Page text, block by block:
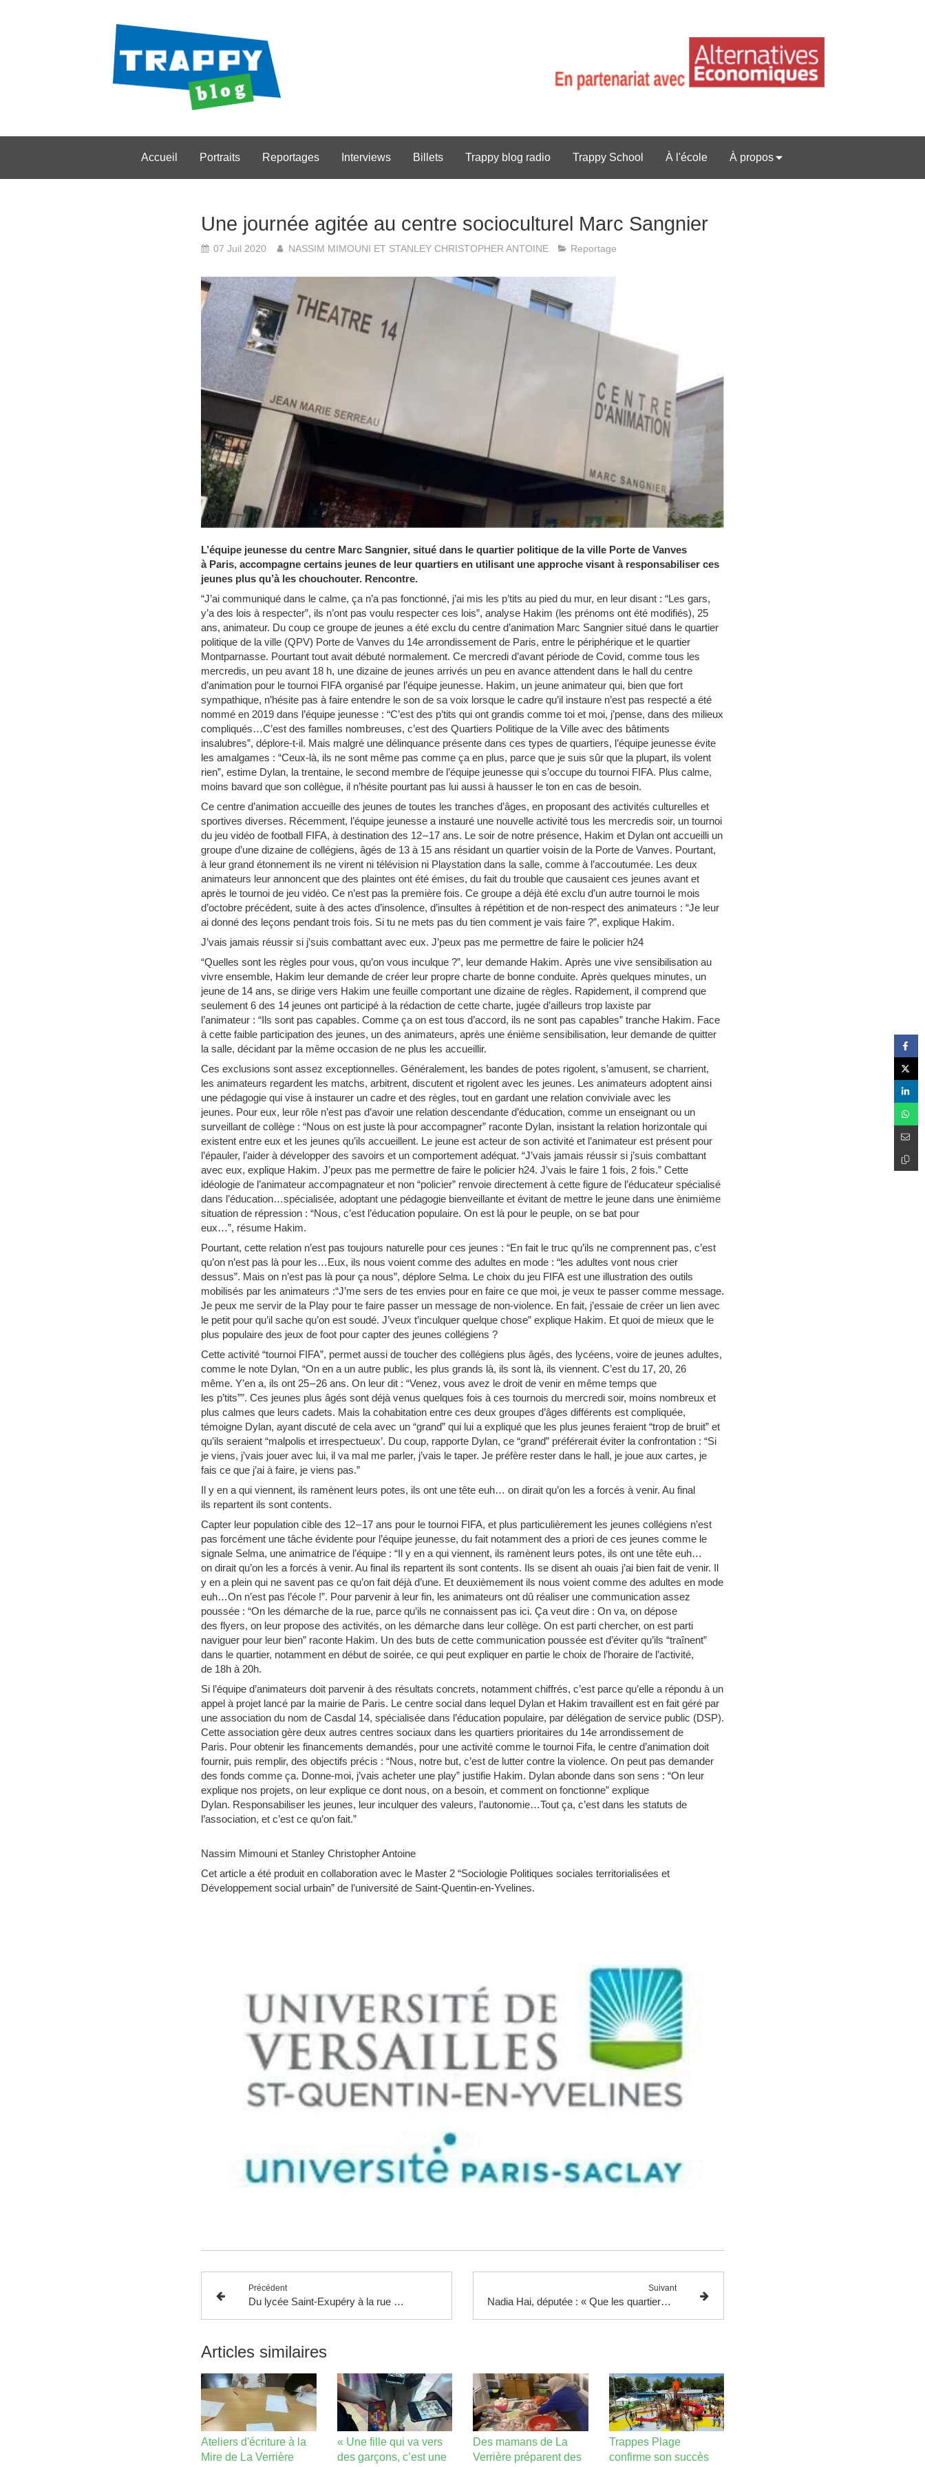
Accueil Portraits Reportages Interviews Billets Trappy blog radio Trappy School À l'école À propos
Une journée agitée au centre socioculturel Marc Sangnier
07 Juil 2020 NASSIM MIMOUNI ET STANLEY CHRISTOPHER ANTOINE Reportage
L’équipe jeunesse du centre Marc Sangnier, situé dans le quartier politique de la ville Porte de Vanves
à Paris, accompagne certains jeunes de leur quartiers en utilisant une approche visant à responsabiliser ces
jeunes plus qu’à les chouchouter. Rencontre.
“J’ai communiqué dans le calme, ça n’a pas fonctionné, j’ai mis les p’tits au pied du mur, en leur disant : “Les gars,
y’a des lois à respecter”, ils n’ont pas voulu respecter ces lois”, analyse Hakim (les prénoms ont été modifiés), 25
ans, animateur. Du coup ce groupe de jeunes a été exclu du centre d’animation Marc Sangnier situé dans le quartier
politique de la ville (QPV) Porte de Vanves du 14e arrondissement de Paris, entre le périphérique et le quartier
Montparnasse. Pourtant tout avait débuté normalement. Ce mercredi d’avant période de Covid, comme tous les
mercredis, un peu avant 18 h, une dizaine de jeunes arrivés un peu en avance attendent dans le hall du centre
d’animation pour le tournoi FIFA organisé par l’équipe jeunesse. Hakim, un jeune animateur qui, bien que fort
sympathique, n’hésite pas à faire entendre le son de sa voix lorsque le cadre qu’il instaure n’est pas respecté a été
nommé en 2019 dans l’équipe jeunesse : “C’est des p’tits qui ont grandis comme toi et moi, j’pense, dans des milieux
compliqués…C’est des familles nombreuses, c’est des Quartiers Politique de la Ville avec des bâtiments
insalubres”, déplore-t-il. Mais malgré une délinquance présente dans ces types de quartiers, l’équipe jeunesse évite
les amalgames : “Ceux-là, ils ne sont même pas comme ça en plus, parce que je suis sûr que la plupart, ils volent
rien”, estime Dylan, la trentaine, le second membre de l’équipe jeunesse qui s’occupe du tournoi FIFA. Plus calme,
moins bavard que son collègue, il n’hésite pourtant pas lui aussi à hausser le ton en cas de besoin.
Ce centre d’animation accueille des jeunes de toutes les tranches d’âges, en proposant des activités culturelles et
sportives diverses. Récemment, l’équipe jeunesse a instauré une nouvelle activité tous les mercredis soir, un tournoi
du jeu vidéo de football FIFA, à destination des 12 – 17 ans. Le soir de notre présence, Hakim et Dylan ont accueilli un
groupe d’une dizaine de collégiens, âgés de 13 à 15 ans résidant un quartier voisin de la Porte de Vanves. Pourtant,
à leur grand étonnement ils ne virent ni télévision ni Playstation dans la salle, comme à l’accoutumée. Les deux
animateurs leur annoncent que des plaintes ont été émises, du fait du trouble que causaient ces jeunes avant et
après le tournoi de jeu vidéo. Ce n’est pas la première fois. Ce groupe a déjà été exclu d’un autre tournoi le mois
d’octobre précédent, suite à des actes d’insolence, d’insultes à répétition et de non-respect des animateurs : “Je leur
ai donné des leçons pendant trois fois. Si tu ne mets pas du tien comment je vais faire ?”, explique Hakim.
J’vais jamais réussir si j’suis combattant avec eux. J’peux pas me permettre de faire le policier h24
“Quelles sont les règles pour vous, qu’on vous inculque ?”, leur demande Hakim. Après une vive sensibilisation au
vivre ensemble, Hakim leur demande de créer leur propre charte de bonne conduite. Après quelques minutes, un
jeune de 14 ans, se dirige vers Hakim une feuille comportant une dizaine de règles. Rapidement, il comprend que
seulement 6 des 14 jeunes ont participé à la rédaction de cette charte, jugée d’ailleurs trop laxiste par
l’animateur : “Ils sont pas capables. Comme ça on est tous d’accord, ils ne sont pas capables” tranche Hakim. Face
à cette faible participation des jeunes, un des animateurs, après une énième sensibilisation, leur demande de quitter
la salle, décidant par la même occasion de ne plus les accueillir.
Ces exclusions sont assez exceptionnelles. Généralement, les bandes de potes rigolent, s’amusent, se charrient,
les animateurs regardent les matchs, arbitrent, discutent et rigolent avec les jeunes. Les animateurs adoptent ainsi
une pédagogie qui vise à instaurer un cadre et des règles, tout en gardant une relation conviviale avec les
jeunes. Pour eux, leur rôle n’est pas d’avoir une relation descendante d’éducation, comme un enseignant ou un
surveillant de collège : “Nous on est juste là pour accompagner” raconte Dylan, insistant la relation horizontale qui
existent entre eux et les jeunes qu’ils accueillent. Le jeune est acteur de son activité et l’animateur est présent pour
l’épauler, l’aider à développer des savoirs et un comportement adéquat. “J’vais jamais réussir si j’suis combattant
avec eux, explique Hakim. J’peux pas me permettre de faire le policier h24. J’vais le faire 1 fois, 2 fois.” Cette
idéologie de l’animateur accompagnateur et non “policier” renvoie directement à cette figure de l’éducateur spécialisé
dans l’éducation…spécialisée, adoptant une pédagogie bienveillante et évitant de mettre le jeune dans une ènimième
situation de répression : “Nous, c’est l’éducation populaire. On est là pour le peuple, on se bat pour
eux…”, résume Hakim.
Pourtant, cette relation n’est pas toujours naturelle pour ces jeunes : “En fait le truc qu’ils ne comprennent pas, c’est
qu’on n’est pas là pour les…Eux, ils nous voient comme des adultes en mode : “les adultes vont nous crier
dessus”. Mais on n’est pas là pour ça nous”, déplore Selma. Le choix du jeu FIFA est une illustration des outils
mobilisés par les animateurs :“J’me sers de tes envies pour en faire ce que moi, je veux te passer comme message.
Je peux me servir de la Play pour te faire passer un message de non-violence. En fait, j’essaie de créer un lien avec
le petit pour qu’il sache qu’on est soudé. J’veux t’inculquer quelque chose” explique Hakim. Et quoi de mieux que le
plus populaire des jeux de foot pour capter des jeunes collégiens ?
Cette activité “tournoi FIFA”, permet aussi de toucher des collégiens plus âgés, des lycéens, voire de jeunes adultes,
comme le note Dylan, “On en a un autre public, les plus grands là, ils sont là, ils viennent. C’est du 17, 20, 26
même. Y’en a, ils ont 25 – 26 ans. On leur dit : “Venez, vous avez le droit de venir en même temps que
les p’tits””. Ces jeunes plus âgés sont déjà venus quelques fois à ces tournois du mercredi soir, moins nombreux et
plus calmes que leurs cadets. Mais la cohabitation entre ces deux groupes d’âges différents est compliquée,
témoigne Dylan, ayant discuté de cela avec un “grand” qui lui a expliqué que les plus jeunes feraient “trop de bruit” et
qu’ils seraient “malpolis et irrespectueux’. Du coup, rapporte Dylan, ce “grand” préférerait éviter la confrontation : “Si
je viens, j’vais jouer avec lui, il va mal me parler, j’vais le taper. Je préfère rester dans le hall, je joue aux cartes, je
fais ce que j’ai à faire, je viens pas.”
Il y en a qui viennent, ils ramènent leurs potes, ils ont une tête euh… on dirait qu’on les a forcés à venir. Au final
ils repartent ils sont contents.
Capter leur population cible des 12 – 17 ans pour le tournoi FIFA, et plus particulièrement les jeunes collégiens n’est
pas forcément une tâche évidente pour l’équipe jeunesse, du fait notamment des a priori de ces jeunes comme le
signale Selma, une animatrice de l’équipe : “Il y en a qui viennent, ils ramènent leurs potes, ils ont une tête euh…
on dirait qu’on les a forcés à venir. Au final ils repartent ils sont contents. Ils se disent ah ouais j’ai bien fait de venir. Il
y en a plein qui ne savent pas ce qu’on fait déjà d’une. Et deuxièmement ils nous voient comme des adultes en mode
euh…On n’est pas l’école !”. Pour parvenir à leur fin, les animateurs ont dû réaliser une communication assez
poussée : “On les démarche de la rue, parce qu’ils ne connaissent pas ici. Ça veut dire : On va, on dépose
des flyers, on leur propose des activités, on les démarche dans leur collège. On est parti chercher, on est parti
naviguer pour leur bien” raconte Hakim. Un des buts de cette communication poussée est d’éviter qu’ils “traînent”
dans le quartier, notamment en début de soirée, ce qui peut expliquer en partie le choix de l’horaire de l’activité,
de 18h à 20h.
Si l’équipe d’animateurs doit parvenir à des résultats concrets, notamment chiffrés, c’est parce qu’elle a répondu à un
appel à projet lancé par la mairie de Paris. Le centre social dans lequel Dylan et Hakim travaillent est en fait géré par
une association du nom de Casdal 14, spécialisée dans l’éducation populaire, par délégation de service public (DSP).
Cette association gère deux autres centres sociaux dans les quartiers prioritaires du 14e arrondissement de
Paris. Pour obtenir les financements demandés, pour une activité comme le tournoi Fifa, le centre d’animation doit
fournir, puis remplir, des objectifs précis : “Nous, notre but, c’est de lutter contre la violence. On peut pas demander
des fonds comme ça. Donne-moi, j’vais acheter une play” justifie Hakim. Dylan abonde dans son sens : “On leur
explique nos projets, on leur explique ce dont nous, on a besoin, et comment on fonctionne” explique
Dylan. Responsabiliser les jeunes, leur inculquer des valeurs, l’autonomie…Tout ça, c’est dans les statuts de
l’association, et c’est ce qu’on fait.”
Nassim Mimouni et Stanley Christopher Antoine
Cet article a été produit en collaboration avec le Master 2 “Sociologie Politiques sociales territorialisées et
Développement social urbain” de l’université de Saint‐Quentin‐en‐Yvelines.
Précédent
Du lycée Saint-Exupéry à la rue Saint-Guillaume
Suivant
Nadia Hai, députée : « Que les quartiers populaires ne soient pas lésés par la baisse des contrats aidés »
Articles similaires
Ateliers d'écriture à la
Mire de La Verrière
« Une fille qui va vers
des garçons, c’est une
Des mamans de La
Verrière préparent des
Trappes Plage
confirme son succès